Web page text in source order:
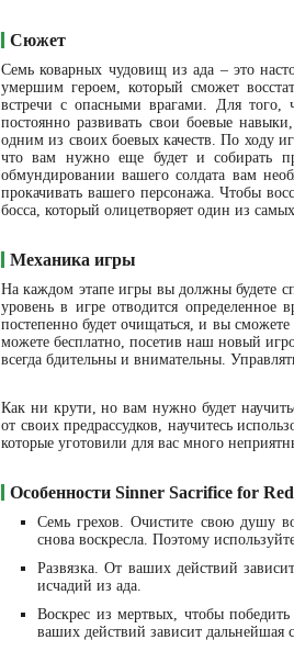
Сюжет
Семь коварных чудовищ из ада – это
умершим героем, который сможет
встречи с опасными врагами. Для того,
постоянно развивать свои боевые
одним из своих боевых качеств. По ходу
что вам нужно еще будет и собирать
обмундировании вашего солдата вам
прокачивать вашего персонажа. Чтобы
босса, который олицетворяет один из
Механика игры
На каждом этапе игры вы должны будете
уровень в игре отводится
постепенно будет очищаться, и вы
можете бесплатно, посетив наш новый
всегда бдительны и внимательны.
Как ни крути, но вам нужно будет
от своих предрассудков, научитесь
которые уготовили для вас много
Особенности Sinner Sacrifice for
Семь грехов. Очистите свою душу
снова воскресла. Поэтому
Развязка. От ваших действий
исчадий из ада.
Воскрес из мертвых, чтобы
ваших действий зависит дальнейшая